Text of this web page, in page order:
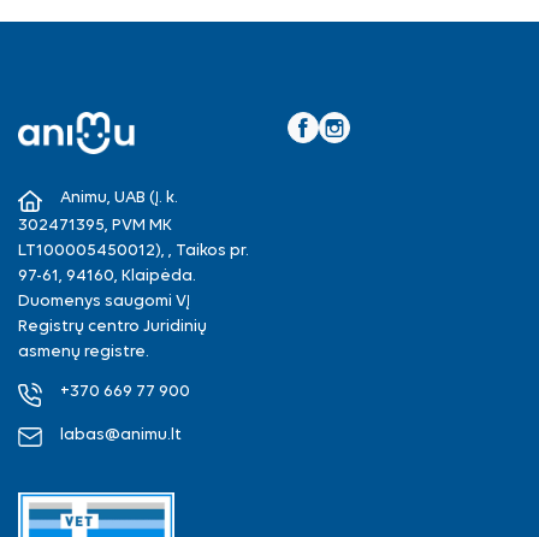
Animu, UAB (Į. k.
302471395, PVM MK
LT100005450012), , Taikos pr.
97-61, 94160, Klaipėda.
Duomenys saugomi VĮ
Registrų centro Juridinių
asmenų registre.
+370 669 77 900
labas@animu.lt